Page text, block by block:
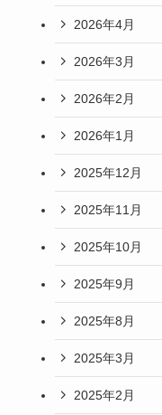
2026年4月
2026年3月
2026年2月
2026年1月
2025年12月
2025年11月
2025年10月
2025年9月
2025年8月
2025年3月
2025年2月